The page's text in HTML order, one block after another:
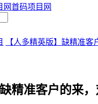
首码项目网
【人多精英版】缺精准客
精准客户的来